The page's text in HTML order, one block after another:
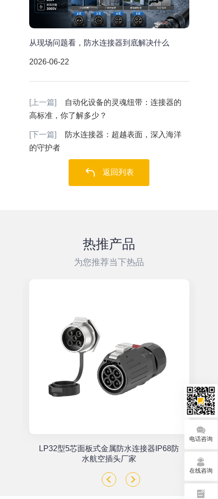
从现场问题看，防水连接器到底解决什么
2026-06-22
[上一篇]
自动化设备的灵魂纽带：连接器的
高标准，你了解多少？
[下一篇]
防水连接器：超越表面，深入海洋
的守护者
返回列表
热推产品
为您推荐当下热品
LP32型5芯面板式金属防水连接器IP68防
水航空插头厂家
电话咨询
在线咨询